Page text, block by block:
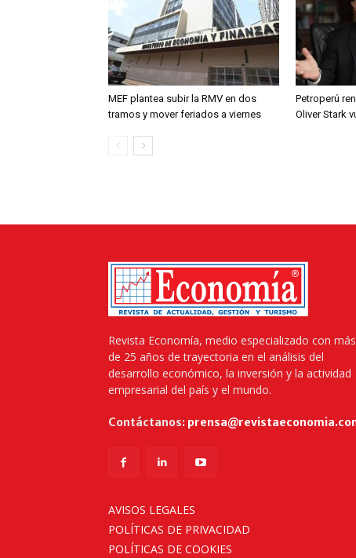
MEF plantea subir la RMV en dos
tramos y mover feriados a viernes
Petroperú
Oliver Stark
Revista Economía, medio especializado con más
de 25 años de trayectoria en el análisis del
desarrollo económico, la inversión y la actividad
empresarial del país y el mundo.
Contáctanos:
AVISOS LEGALES
POLÍTICAS DE PRIVACIDAD
POLÍTICAS DE COOKIES